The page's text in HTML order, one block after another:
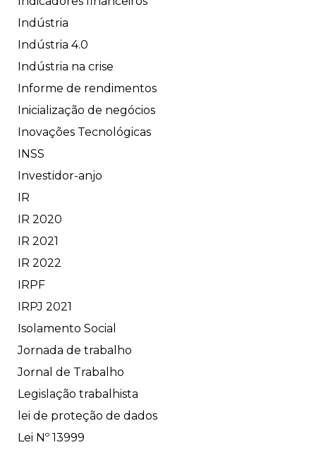
Indústria
Indústria 4.0
Indústria na crise
Informe de rendimentos
Inicialização de negócios
Inovações Tecnológicas
INSS
Investidor-anjo
IR
IR 2020
IR 2021
IR 2022
IRPF
IRPJ 2021
Isolamento Social
Jornada de trabalho
Jornal de Trabalho
Legislação trabalhista
lei de proteção de dados
Lei Nº 13999